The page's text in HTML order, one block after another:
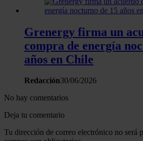
Grenergy firma un
compra de energía
años en Chile
Redacción30/06/2026
No hay comentarios
Deja tu comentario
Tu dirección de correo electrónico no será